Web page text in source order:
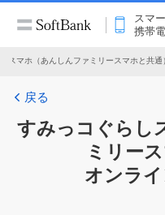
スマ
携帯
スマホ（あんしんファミリースマホと共
戻る
すみっコぐらし
ミリー
オンラ